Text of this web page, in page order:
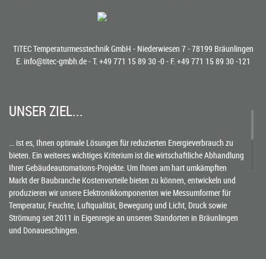
TiTEC Temperaturmesstechnik GmbH - Niederwiesen 7 - 78199 Bräunlingen
E. info@titec-gmbh.de- T. +49 771 15 89 30 -0- F. +49 771 15 89 30 -121
UNSER ZIEL...
... ist es, Ihnen optimale Lösungen für reduzierten Energieverbrauch zu
bieten. Ein weiteres wichtiges Kriterium ist die wirtschaftliche Abhandlung
Ihrer Gebäudeautomations-Projekte. Um Ihnen am hart umkämpften
Markt der Baubranche Kostenvorteile bieten zu können, entwickeln und
produzieren wir unsere Elektronikkomponenten wie Messumformer für
Temperatur, Feuchte, Luftqualität, Bewegung und Licht, Druck sowie
Strömung seit 2011 in Eigenregie an unseren Standorten in Bräunlingen
und Donaueschingen.